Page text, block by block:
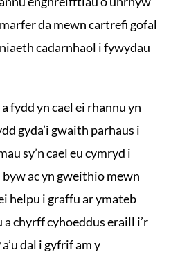
da mewn cartrefi gofal
cadarnhaol i fywydau
fydd yn cael ei rhannu yn
gyda’i gwaith parhaus i
sy’n cael eu cymryd i
ac yn gweithio mewn
helpu i graffu ar ymateb
chyrff cyhoeddus eraill i’r
dal i gyfrif am y